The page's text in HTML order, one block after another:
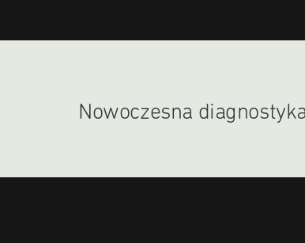
Nowoczesna